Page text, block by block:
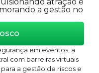
a gestão no
em eventos, a
com barreiras virtuais
a gestão de riscos e